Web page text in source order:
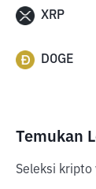
XRP
DOGE
Temukan
Seleksi